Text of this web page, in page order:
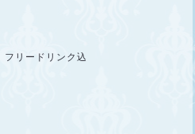
フリードリンク込